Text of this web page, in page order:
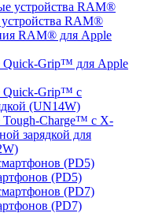
RAM®
RAM® для Apple
Grip™ для Apple
Quick-Grip™ с
(UN14W)
Charge™ с X-
зарядкой для
(PD5)
(PD7)